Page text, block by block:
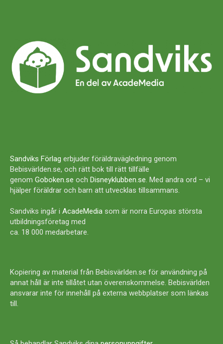
Sandviks Förlag erbjuder föräldravägledning genom
Bebisvärlden.se, och rätt bok till rätt tillfälle
genom Goboken.se och Disneyklubben.se. Med andra ord – vi
hjälper föräldrar och barn att utvecklas tillsammans.
Sandviks ingår i AcadeMedia som är norra Europas största
utbildningsföretag med
ca. 18 000 medarbetare.
Kopiering av material från Bebisvärlden.se för användning på
annat håll är inte tillåtet utan överenskommelse. Bebisvärlden
ansvarar inte för innehåll på externa webbplatser som länkas
till.